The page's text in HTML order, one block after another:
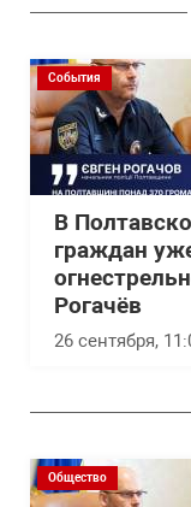
События
В
граждан
Рогачёв
26 сентября,
Общество